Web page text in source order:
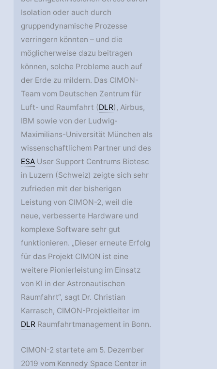
Isolation oder auch durch
gruppendynamische Prozesse
verringern könnten – und die
möglicherweise dazu beitragen
können, solche Probleme auch auf
der Erde zu mildern. Das CIMON-
Team vom Deutschen Zentrum für
Luft- und Raumfahrt (DLR), Airbus,
IBM sowie von der Ludwig-
Maximilians-Universität München als
wissenschaftlichem Partner und des
ESA User Support Centrums Biotesc
in Luzern (Schweiz) zeigte sich sehr
zufrieden mit der bisherigen
Leistung von CIMON-2, weil die
neue, verbesserte Hardware und
komplexe Software sehr gut
funktionieren. „Dieser erneute Erfolg
für das Projekt CIMON ist eine
weitere Pionierleistung im Einsatz
von KI in der Astronautischen
Raumfahrt“, sagt Dr. Christian
Karrasch, CIMON-Projektleiter im
DLR Raumfahrtmanagement in Bonn.
CIMON-2 startete am 5. Dezember
2019 vom Kennedy Space Center in